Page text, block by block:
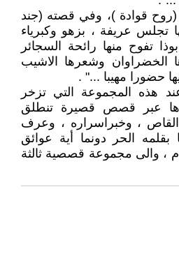
(روح قوادة )، وفي قصته (جند
تجلس عريفة ، بزهو وكبرياء
بوذا تفوح منها رائحة السجائر
الخضراوان وشعرها الاشيب
حضورا مهيبا ..." .
هذه المجموعة التي تزخر
عبر قصص قصيرة تنطلق
، وخبراسراره ، وعرف
الحر دونما أية عوائق
، والى مجموعة قصصية ثالثة